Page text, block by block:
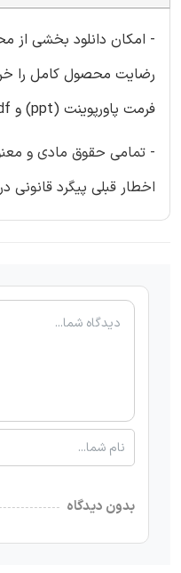
- امکان دانلود بخشی از
فرمت پاورپوینت (ppt) و pdf قابل دانلود خواهد بود.
- تمامی حقوق مادی و
اخطار قبلی پیگرد
بدون دیدگاه